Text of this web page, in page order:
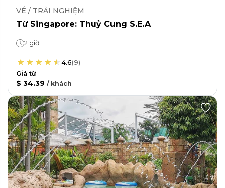
VÉ / TRẢI NGHIỆM
Từ Singapore: Thuỷ Cung S.E.A
2 giờ
4.6(9)
Giá từ
$ 34.39 / khách